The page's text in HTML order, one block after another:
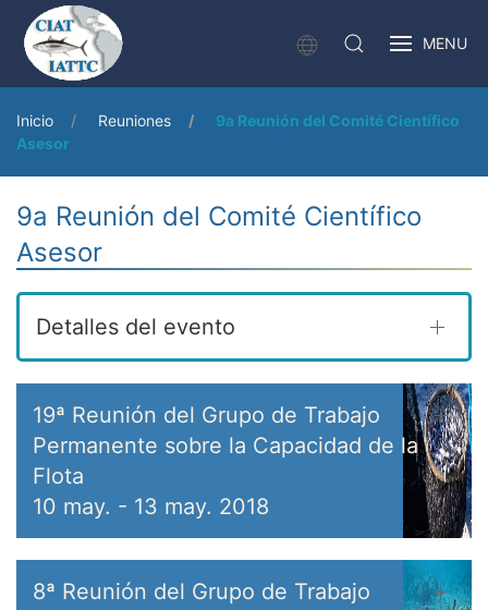
MENU
Inicio Reuniones
9a Reunión del Comité Científico
Asesor
9a Reunión del Comité Científico
Asesor
Detalles del evento
19ª Reunión del Grupo de Trabajo
Permanente sobre la Capacidad de la
Flota
10 may. - 13 may. 2018
8ª Reunión del Grupo de Trabajo